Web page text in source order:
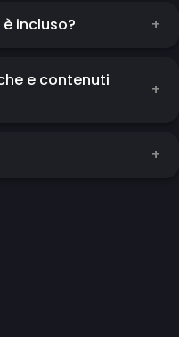
incluso?
e contenuti